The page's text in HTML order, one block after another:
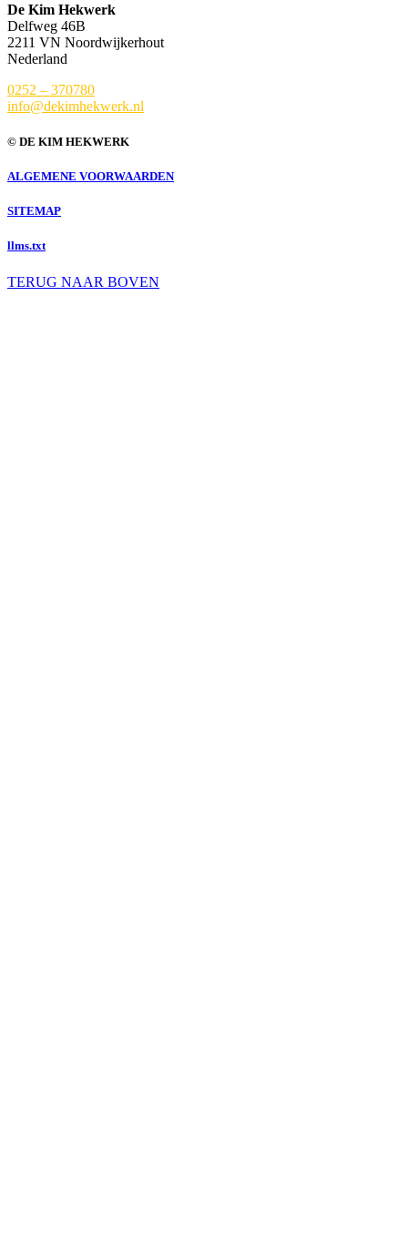
De Kim Hekwerk
Delfweg 46B
2211 VN Noordwijkerhout
Nederland
0252 – 370780
info@dekimhekwerk.nl
© DE KIM HEKWERK
ALGEMENE VOORWAARDEN
SITEMAP
llms.txt
TERUG NAAR BOVEN